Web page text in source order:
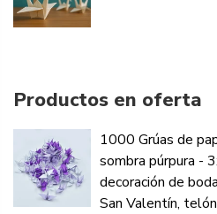
Productos en oferta
1000 Grúas de
sombra púrpura -
decoración de
San Valentín,